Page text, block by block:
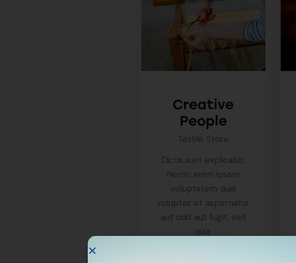
Creative
People
Textile Store
Dicta sunt explicabo.
Nemo enim ipsam
voluptatem quia
voluptas sit aspernatur
aut odit aut fugit, sed
quia.